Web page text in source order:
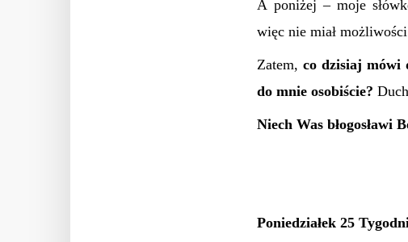
A poniżej – moje
więc nie miał
Zatem, co dzisiaj mówi
do mnie osobiście?
Niech Was błogosławi
Poniedziałek 25